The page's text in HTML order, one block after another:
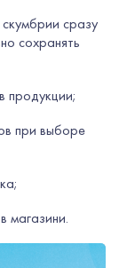
сразу
сохранять
продукции;
при выборе
магазини.